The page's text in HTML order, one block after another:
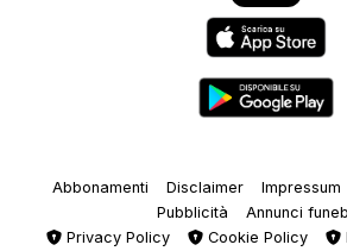
Abbonamenti Disclaimer Impressum
Pubblicità
Annunci
Privacy Policy
Cookie Policy